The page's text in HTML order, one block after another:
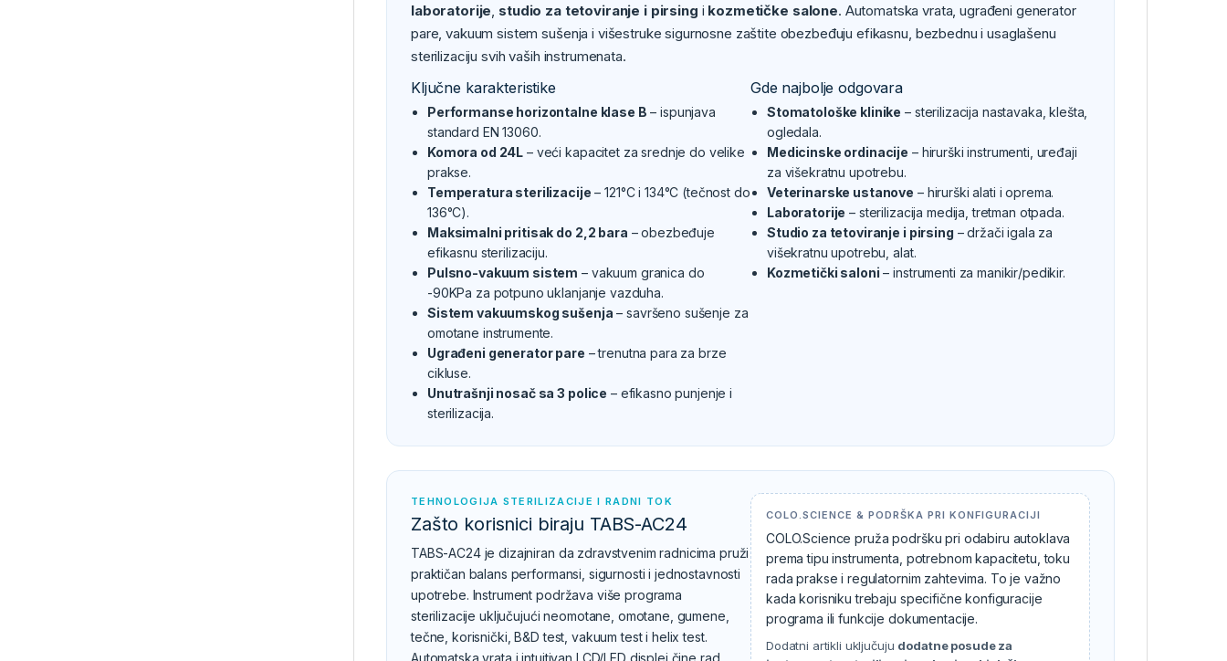
laboratorije studio za tetoviranje i pirsing i kozmetičke salone. Automatska vrata, ugrađeni generator
pare, vakuum sistem sušenja i višestruke sigurnosne zaštite obezbeđuju efikasnu, bezbednu i usaglašenu
sterilizaciju svih vaših instrumenata.
Ključne karakteristike
Performanse horizontalne klase B – ispunjava
standard EN 13060.
Komora od 24L – veći kapacitet za srednje do velike
prakse.
Temperatura sterilizacije – 121°C i 134°C (tečnost do
136°C).
Maksimalni pritisak do 2,2 bara – obezbeđuje
efikasnu sterilizaciju.
Pulsno-vakuum sistem – vakuum granica do
-90KPa za potpuno uklanjanje vazduha.
Sistem vakuumskog sušenja – savršeno sušenje za
omotane instrumente.
Ugrađeni generator pare – trenutna para za brze
cikluse.
Unutrašnji nosač sa 3 police – efikasno punjenje i
sterilizacija.
Gde najbolje odgovara
Stomatološke klinike – sterilizacija nastavaka, klešta,
ogledala.
Medicinske ordinacije – hirurški instrumenti, uređaji
za višekratnu upotrebu.
Veterinarske ustanove – hirurški alati i oprema.
Laboratorije – sterilizacija medija, tretman otpada.
Studio za tetoviranje i pirsing – držači igala za
višekratnu upotrebu, alat.
Kozmetički saloni – instrumenti za manikir/pedikir.
TEHNOLOGIJA STERILIZACIJE I RADNI TOK
Zašto korisnici biraju TABS-AC24
TABS-AC24 je dizajniran da zdravstvenim radnicima pruži
praktičan balans performansi, sigurnosti i jednostavnosti
upotrebe. Instrument podržava više programa
sterilizacije uključujući neomotane, omotane, gumene,
tečne, korisnički, B&D test, vakuum test i helix test.
Automatska vrata i intuitivan LCD/LED displej čine rad
COLO.SCIENCE & PODRŠKA PRI KONFIGURACIJI
COLO.Science pruža podršku pri odabiru autoklava
prema tipu instrumenta, potrebnom kapacitetu, toku
rada prakse i regulatornim zahtevima. To je važno
kada korisniku trebaju specifične konfiguracije
programa ili funkcije dokumentacije.
Dodatni artikli uključuju dodatne posude za